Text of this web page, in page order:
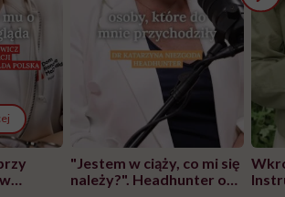
"Jestem w ciąży, co mi się
należy?". Headhunter o